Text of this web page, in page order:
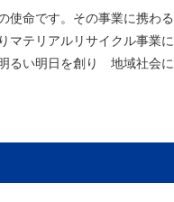
使命です。その事業に携わる
マテリアルリサイクル事業に
るい明日を創り 地域社会に